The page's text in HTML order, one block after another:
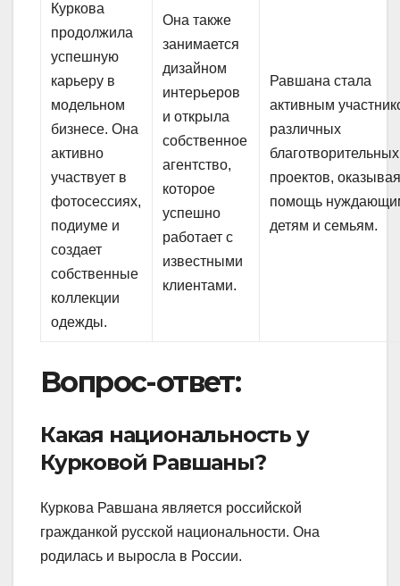
Куркова
продолжила
успешную
карьеру в
модельном
бизнесе. Она
активно
участвует в
фотосессиях,
подиуме и
создает
собственные
коллекции
одежды.
Она также
занимается
дизайном
интерьеров
и открыла
собственное
агентство,
которое
успешно
работает с
известными
клиентами.
Равшана стала
активным
различных
благотворительных
проектов,
помощь
детям и семьям.
Вопрос-ответ:
Какая национальность у
Курковой Равшаны?
Куркова Равшана является российской
гражданкой русской национальности. Она
родилась и выросла в России.